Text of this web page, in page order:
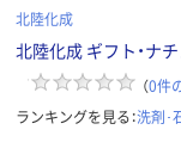
北陸化成
北陸化成 ギフト・ナ
（0件
ランキングを見る：洗剤･